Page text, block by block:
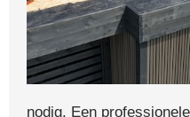
nodig. Een